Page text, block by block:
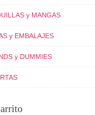
y MANGAS
y EMBALAJES
y DUMMIES